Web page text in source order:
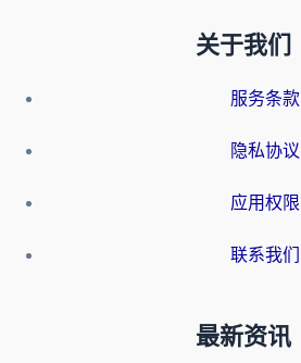
关于我们
服务条款
隐私协议
应用权限
联系我们
最新资讯